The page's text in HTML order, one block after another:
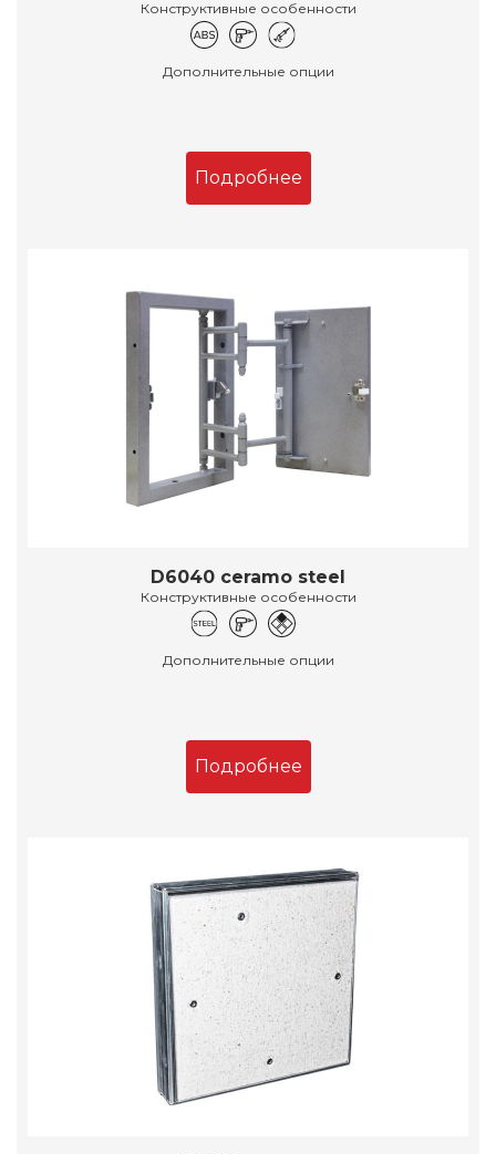
Конструктивные особенности
Дополнительные опции
Подробнее
D6040 ceramo steel
Конструктивные особенности
Дополнительные опции
Подробнее